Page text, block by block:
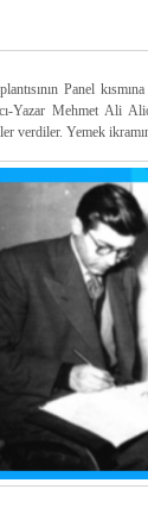
Panel
Yazar Mehmet Ali
verdiler. Yemek